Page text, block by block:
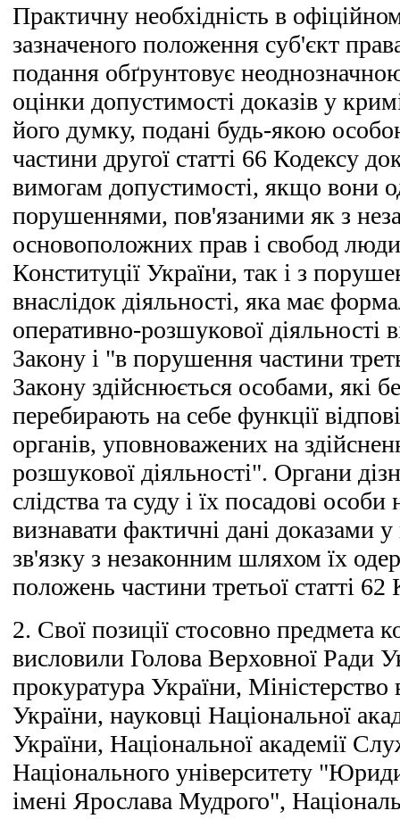
Практичну необхідність в
зазначеного положення суб'єкт
подання обґрунтовує
оцінки допустимості доказів у
його думку, подані будь-якою
частини другої статті 66 Кодексу
вимогам допустимості, якщо вони
порушеннями, пов'язаними як з
основоположних прав і свобод
Конституції України, так і з
внаслідок діяльності, яка має
оперативно-розшукової діяльності
Закону і "в порушення частини
Закону здійснюється особами, які
перебирають на себе функції
органів, уповноважених на
розшукової діяльності". Органи
слідства та суду і їх посадові
визнавати фактичні дані доказами
зв'язку з незаконним шляхом їх
положень частини третьої статті 62
2. Свої позиції стосовно предмета
висловили Голова Верховної Ради
прокуратура України, Міністерство
України, науковці Національної
України, Національної академії
Національного університету
імені Ярослава Мудрого",